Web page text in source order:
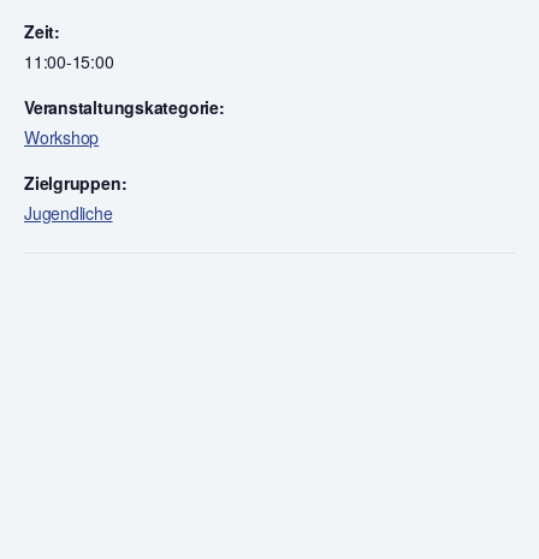
Zeit:
11:00-15:00
Veranstaltungskategorie:
Workshop
Zielgruppen:
Jugendliche